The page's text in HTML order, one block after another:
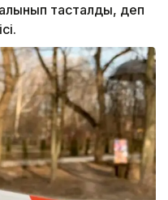
алынып тасталды, деп